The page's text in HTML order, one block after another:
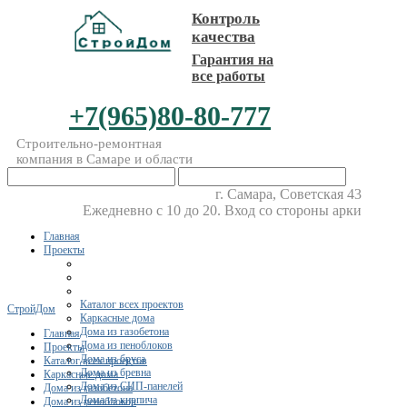
Контроль
качества
Гарантия на
все работы
+7(965)80-80-777
Строительно-ремонтная
компания в Самаре и области
г. Самара, Советская 43
Ежедневно с 10 до 20. Вход со стороны арки
Главная
Проекты
Каталог всех проектов
Каркасные дома
Дома из газобетона
Дома из пеноблоков
Дома из бруса
Дома из бревна
Дома из СИП-панелей
Дома из кирпича
СтройДом
Главная
Проекты
Каталог всех проектов
Каркасные дома
Дома из газобетона
Дома из пеноблоков